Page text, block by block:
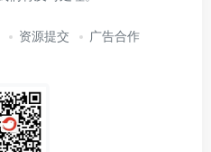
资源提交 广告合作